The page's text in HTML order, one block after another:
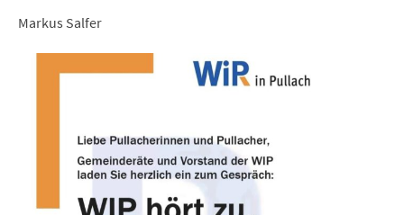
Markus Salfer